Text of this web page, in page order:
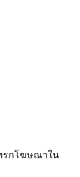
ทรกโฆษณาใน